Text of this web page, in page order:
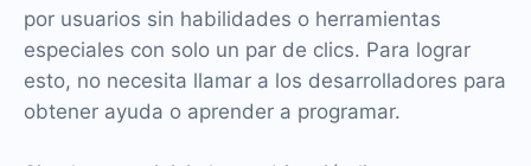
por usuarios sin habilidades o herramientas
especiales con solo un par de clics. Para lograr
esto, no necesita llamar a los desarrolladores para
obtener ayuda o aprender a programar.